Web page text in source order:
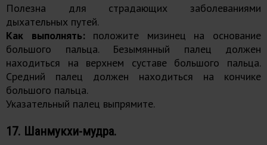
Полезна для страдающих заболеваниями
дыхательных путей.
Как выполнять:положите мизинец на основание
большого пальца. Безымянный палец должен
находиться на верхнем суставе большого пальца.
Средний палец должен находиться на кончике
большого пальца.
Указательный палец выпрямите.
17. Шанмукхи-мудра.